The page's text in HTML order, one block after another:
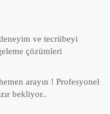
ve tecrübeyi
çözümleri
arayın ! Profesyonel
bekliyor..